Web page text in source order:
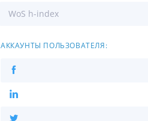
WoS h-index
АККАУНТЫ ПОЛЬЗОВАТЕЛЯ: